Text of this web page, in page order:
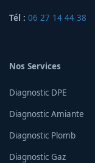
Tél : 06 27 14 44 38
Nos Services
Diagnostic DPE
Diagnostic Amiante
Diagnostic Plomb
Diagnostic Gaz